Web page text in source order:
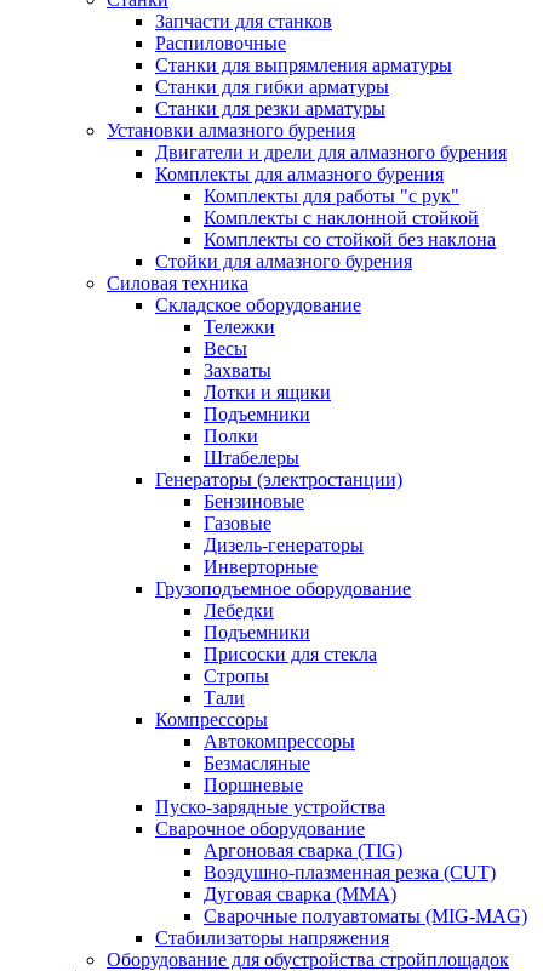
Запчасти для станков
Распиловочные
Станки для выпрямления арматуры
Станки для гибки арматуры
Станки для резки арматуры
Установки алмазного бурения
Двигатели и дрели для алмазного бурения
Комплекты для алмазного бурения
Комплекты для работы "с рук"
Комплекты с наклонной стойкой
Комплекты со стойкой без наклона
Стойки для алмазного бурения
Силовая техника
Складское оборудование
Тележки
Весы
Захваты
Лотки и ящики
Подъемники
Полки
Штабелеры
Генераторы (электростанции)
Бензиновые
Газовые
Дизель-генераторы
Инверторные
Грузоподъемное оборудование
Лебедки
Подъемники
Присоски для стекла
Стропы
Тали
Компрессоры
Автокомпрессоры
Безмасляные
Поршневые
Пуско-зарядные устройства
Сварочное оборудование
Аргоновая сварка (TIG)
Воздушно-плазменная резка (CUT)
Дуговая сварка (ММА)
Сварочные полуавтоматы (MIG-MAG)
Стабилизаторы напряжения
Оборудование для обустройства стройплощадок